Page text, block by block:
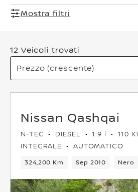
Mostra filtri
12 Veicoli trovati
Nissan Qashqai
N-TEC DIESEL 1.9 l
110
INTEGRALE
AUTOMATICO
324,200 Km Sep 2010 Nero